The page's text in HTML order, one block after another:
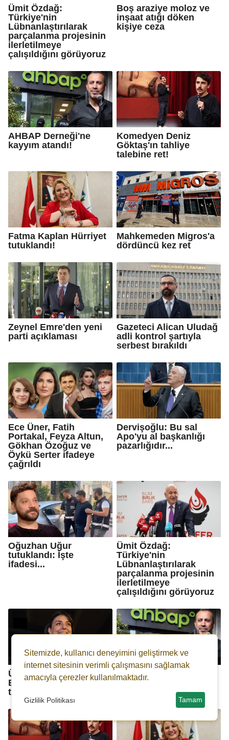
Ümit Özdağ:
Türkiye'nin
Lübnanlaştırılarak
parçalanma projesinin
ilerletilmeye
çalışıldığını görüyoruz
Boş araziye moloz ve
inşaat atığı döken
kişiye ceza
AHBAP Derneği'ne
kayyım atandı!
Komedyen Deniz
Göktaş'ın tahliye
talebine ret!
Fatma Kaplan Hürriyet
tutuklandı!
Mahkemeden Migros'a
dördüncü kez ret
Zeynel Emre'den yeni
parti açıklaması
Gazeteci Alican Uludağ
adli kontrol şartıyla
serbest bırakıldı
Ece Üner, Fatih
Portakal, Feyza Altun,
Gökhan Özoğuz ve
Öykü Serter ifadeye
çağrıldı
Dervişoğlu: Bu sal
Apo'yu al başkanlığı
pazarlığıdır...
Oğuzhan Uğur
tutuklandı: İşte
ifadesi...
Ümit Özdağ:
Türkiye'nin
Lübnanlaştırılarak
parçalanma projesinin
ilerletilmeye
çalışıldığını görüyoruz
Üsküdar Belediye
Başkanı Sinem Dedetaş
tutuklandı
AHBAP Derneği'ne
kayyım atandı!
Sitemizde, kullanıcı deneyimini geliştirmek ve
internet sitesinin verimli çalışmasını sağlamak
amacıyla çerezler kullanılmaktadır.
Gizlilik Politikası Tamam